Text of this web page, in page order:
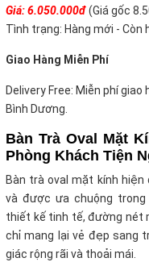
Giá: 6.050.000đ(Giá gốc
Tình trạng: Hàng mới - Còn
Giao Hàng Miễn Phí
Delivery Free: Miễn phí
Bình Dương.
Bàn Trà Oval Mặt
Phòng Khách Tiện
Bàn trà oval mặt kính
và được ưa chuộng trong
thiết kế tinh tế, đường nét
chỉ mang lại vẻ đẹp sang
giác rộng rãi và thoải mái.